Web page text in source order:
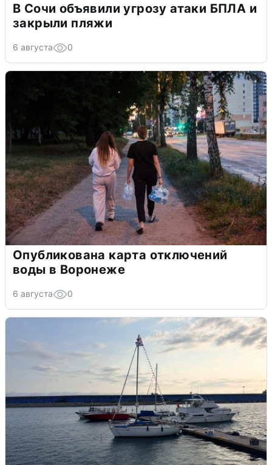
В Сочи объявили угрозу атаки БПЛА и
закрыли пляжи
6 августа 0
Опубликована карта отключений
воды в Воронеже
6 августа 0